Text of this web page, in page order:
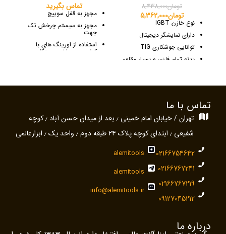
تومان8,438,000
تومان5,362,000
نوع خازن IGBT
دارای نمایشگر دیجیتال
توانایی جوشکاری TIG
بدنه تمام فلزی و بسیار مقاوم
قابلیت ضد چسبندگی الکترود
هنگام جوشکاری (Anti-Stick)
تماس بگیرید
مجهز به قفل سوییچ
مجهز به سیستم چرخش تک
جهت
استفاده از اورینگ های با
کیفیت در ساخت دستگاه
تماس با ما
تهران / خیابان امام خمینی ٫ بعد از میدان حسن آباد ٫ کوچه
شفیعی ٫ ابتدای کوچه پلاک ۲۴ طبقه دوم ٫ واحد یک ٫ ابزارعالمی
02166754642
02166767241
02166767219
09127045212
alemitools
alemitools
info@alemitools.ir
درباره ما